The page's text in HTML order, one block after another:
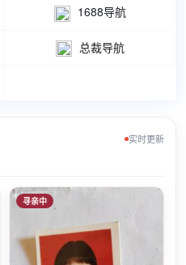
1688导航
总裁导航
实时更新
寻亲中